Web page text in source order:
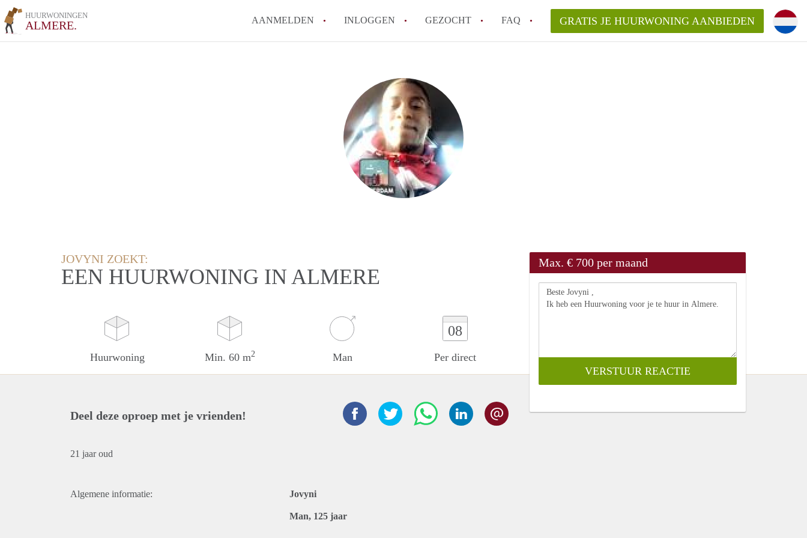
HUURWONINGEN
ALMERE. AANMELDEN INLOGGEN GEZOCHT FAQ
How to translate HuurwoningenAlmere!
Wat is HuurwoningenAlmere?
Hoeveel kost het om te reageren op een Huurwoning in Almere?
Wat is de privacyverklaring van HuurwoningenAlmere?
Berekent HuurwoningenAlmere
makelaarsvergoeding/bemiddelingsvergoeding?
Alle veelgestelde vragen
GRATIS JE HUURWONING AANBIEDEN
JOVYNI ZOEKT:
EEN HUURWONING IN ALMERE
Huurwoning Min. 60 m2 Man
08
Per direct
Max. € 700 per maand
Deel deze oproep met je vrienden!
21 jaar oud
Algemene informatie: Jovyni
Man, 125 jaar